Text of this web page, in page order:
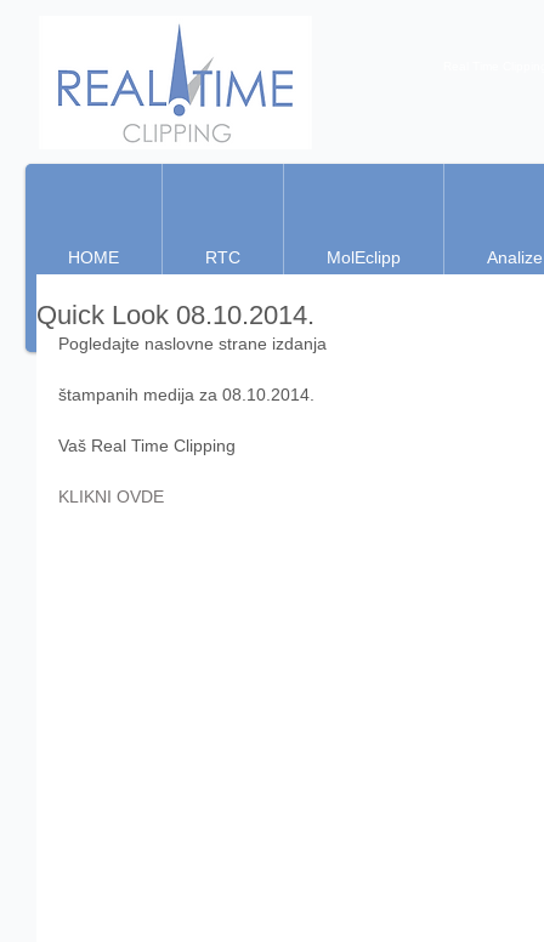
HOME RTC MolEclipp Analize
Quick Look 08.10.2014.
Pogledajte naslovne strane izdanja
štampanih medija za 08.10.2014.
Vaš Real Time Clipping
KLIKNI OVDE